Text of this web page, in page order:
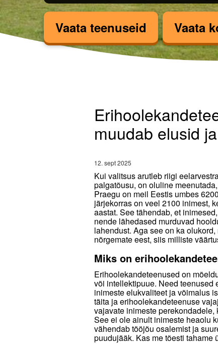
Vaata teenuseid Vaata
muudab elusid
12. sept 2025
Kui valitsus arutleb riigi
palgatõusu, on oluline
Praegu on meil Eestis umbes
järjekorras on veel 2100 inimest,
aastat. See tähendab, et
nende lähedased murduvad
lahendust. Aga see on ka
nõrgemate eest, siis milliste
Miks on
Erihoolekandeteenused on
või intellektipuue. Need teenused
inimeste elukvaliteet ja võimalus
täita ja erihoolekandeteenuse
vajavate inimeste
See ei ole ainult inimeste heaolu
vähendab tööjõu osalemist ja
puudujääk. Kas me tõesti